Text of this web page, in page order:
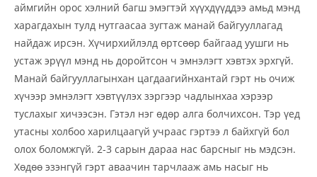
аймгийн орос хэлний багш эмэгтэй хүүхдүүддээ амьд мэнд
харагдахын тулд нутгаасаа зугтаж манай байгууллагад
найдаж ирсэн. Хүчирхийлэлд өртсөөр байгаад уушги нь
устаж эрүүл мэнд нь доройтсон ч эмнэлэгт хэвтэх эрхгүй.
Манай байгууллагынхан цагдаагийнхантай гэрт нь очиж
хүчээр эмнэлэгт хэвтүүлэх зэргээр чадлынхаа хэрээр
туслахыг хичээсэн. Гэтэл нэг өдөр алга болчихсон. Тэр үед
утасны холбоо харилцаагүй учраас гэртээ л байхгүй бол
олох боломжгүй. 2-3 сарын дараа нас барсныг нь мэдсэн.
Хөдөө эзэнгүй гэрт аваачин тарчлааж амь насыг нь